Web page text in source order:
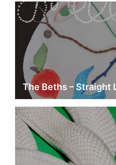
The Beths – Straight